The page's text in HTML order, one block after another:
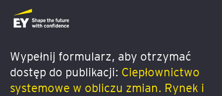
Wypełnij formularz, aby otrzymać
dostęp do publikacji: Ciepłownictwo
systemowe w obliczu zmian. Rynek i